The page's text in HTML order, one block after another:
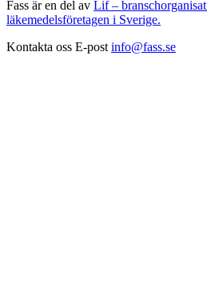
Fass är en del av Lif –
läkemedelsföretagen i Sverige.
Kontakta oss E-post info@fass.se